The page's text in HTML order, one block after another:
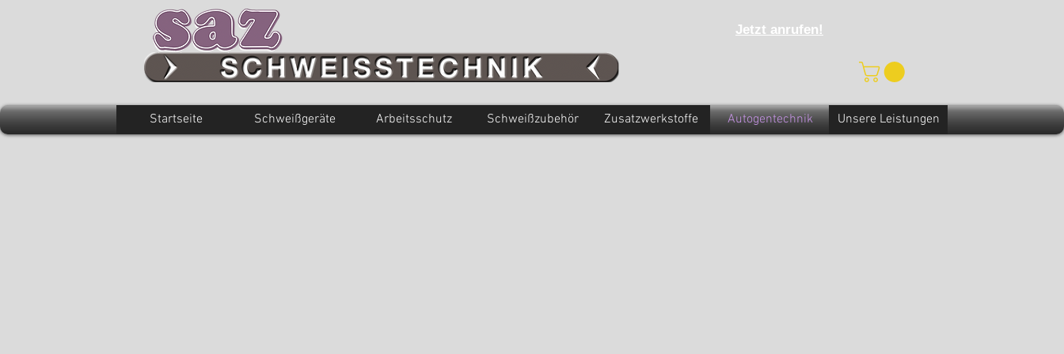
Jetzt anrufen!
Startseite Schweißgeräte Arbeitsschutz Schweißzubehör Zusatzwerkstoffe Autogentechnik Unsere Leistungen